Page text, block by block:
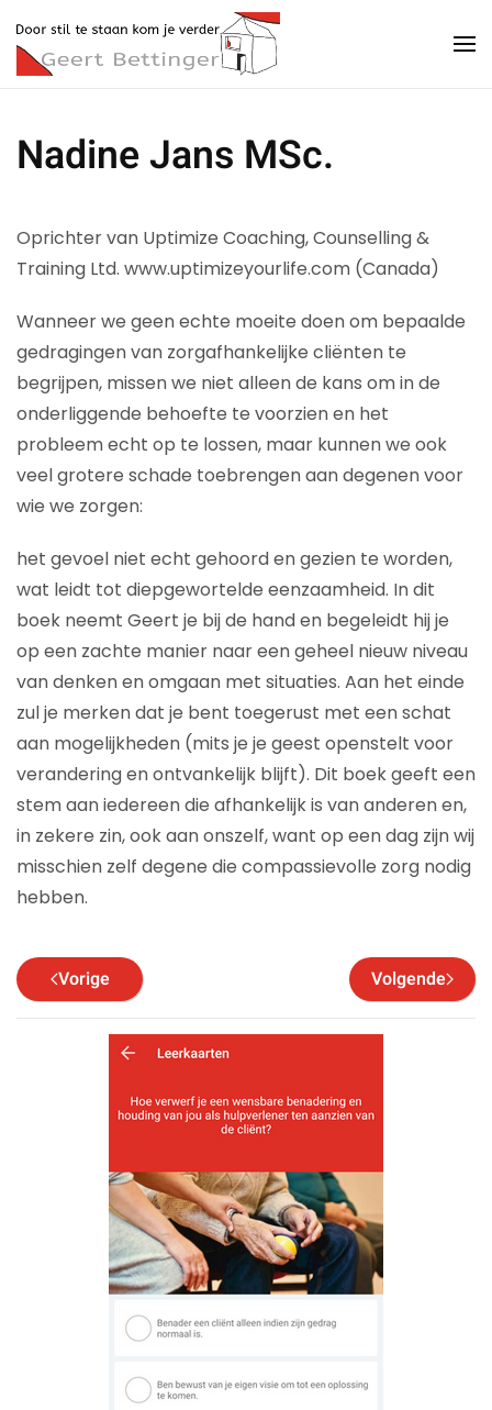
Terug naar hoofdinhoud
Nadine Jans MSc.
Oprichter van Uptimize Coaching, Counselling &
Training Ltd. www.uptimizeyourlife.com (Canada)
Wanneer we geen echte moeite doen om bepaalde
gedragingen van zorgafhankelijke cliënten te
begrijpen, missen we niet alleen de kans om in de
onderliggende behoefte te voorzien en het
probleem echt op te lossen, maar kunnen we ook
veel grotere schade toebrengen aan degenen voor
wie we zorgen:
het gevoel niet echt gehoord en gezien te worden,
wat leidt tot diepgewortelde eenzaamheid. In dit
boek neemt Geert je bij de hand en begeleidt hij je
op een zachte manier naar een geheel nieuw niveau
van denken en omgaan met situaties. Aan het einde
zul je merken dat je bent toegerust met een schat
aan mogelijkheden (mits je je geest openstelt voor
verandering en ontvankelijk blijft). Dit boek geeft een
stem aan iedereen die afhankelijk is van anderen en,
in zekere zin, ook aan onszelf, want op een dag zijn wij
misschien zelf degene die compassievolle zorg nodig
hebben.
Vorige Volgende